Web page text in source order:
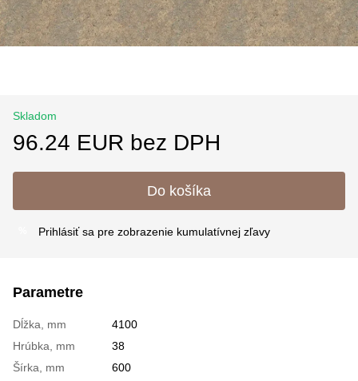
Skladom
96.24 EUR bez DPH
Do košíka
Prihlásiť sa pre zobrazenie kumulatívnej zľavy
Parametre
Dĺžka, mm
4100
Hrúbka, mm
38
Šírka, mm
600